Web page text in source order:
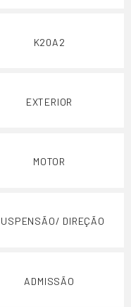
K20A2
EXTERIOR
MOTOR
DIREÇÃO
ADMISSÃO